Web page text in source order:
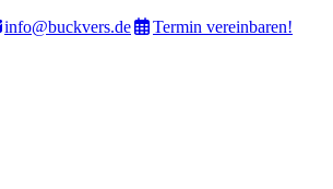
info@buckvers.de
Termin vereinbaren!